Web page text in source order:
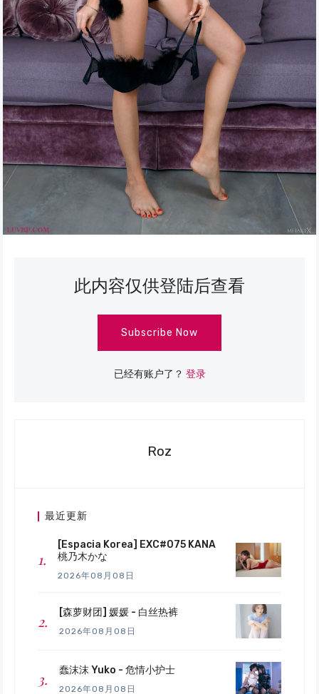
此内容仅供登陆后查看
Subscribe Now
已经有账户了？ 登录
Roz
最近更新
[Espacia Korea] EXC#075 KANA
桃乃木かな
2026年08月08日
[森萝财团] 媛媛 - 白丝热裤
2026年08月08日
蠢沫沫 Yuko - 危情小护士
2026年08月08日